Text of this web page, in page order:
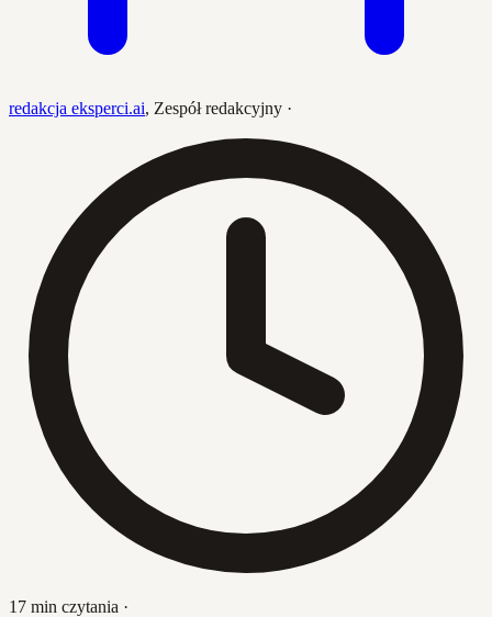
redakcja eksperci.ai, Zespół redakcyjny ·
17 min czytania ·